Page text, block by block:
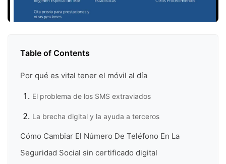
Table of Contents
Por qué es vital tener el móvil al día
El problema de los SMS extraviados
La brecha digital y la ayuda a terceros
Cómo Cambiar El Número De Teléfono En La
Seguridad Social sin certificado digital